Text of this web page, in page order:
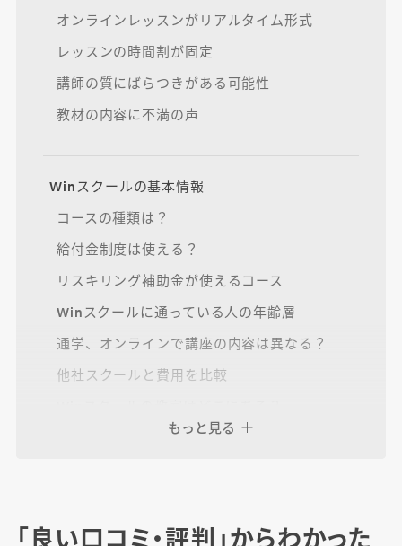
オンラインレッスンがリアルタイム形式
レッスンの時間割が固定
講師の質にばらつきがある可能性
教材の内容に不満の声
Winスクールの基本情報
コースの種類は？
給付金制度は使える？
リスキリング補助金が使えるコース
Winスクールに通っている人の年齢層
通学、オンラインで講座の内容は異なる？
他社スクールと費用を比較
教室の営業時間は？
Winスクールの人気コースを紹介
もっと見る
「良い口コミ・評判」からわかった